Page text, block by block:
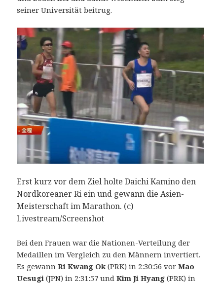
seiner Universität beitrug.
Erst kurz vor dem Ziel holte Daichi Kamino den
Nordkoreaner Ri ein und gewann die Asien-
Meisterschaft im Marathon. (c)
Livestream/Screenshot
Bei den Frauen war die Nationen-Verteilung der
Medaillen im Vergleich zu den Männern invertiert.
Es gewannRi Kwang Ok (PRK) in 2:30:56 vorMao
Uesugi (JPN) in 2:31:57 und Kim Ji Hyang (PRK) in